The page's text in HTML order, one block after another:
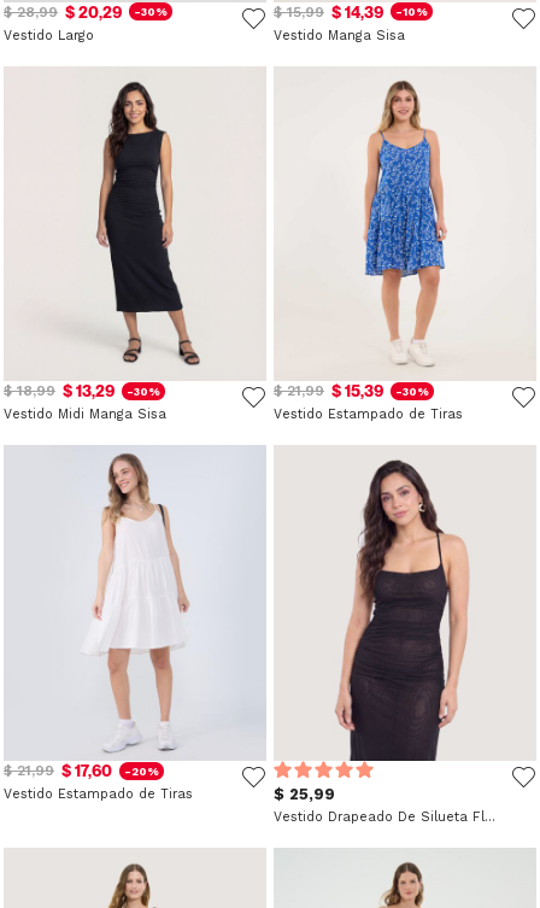
$ 28,99 $ 20,29 -30%
Vestido Largo
$ 15,99 $ 14,39 -10%
Vestido Manga Sisa
$ 18,99 $ 13,29 -30%
Vestido Midi Manga Sisa
$ 21,99 $ 15,39 -30%
Vestido Estampado de Tiras
$ 21,99 $ 17,60 -20%
Vestido Estampado de Tiras $ 25,99
Vestido Drapeado De Silueta Fluida